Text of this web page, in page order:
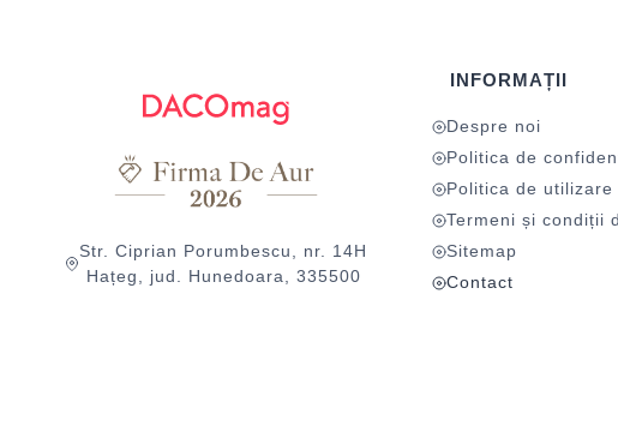
Str. Ciprian Porumbescu, nr. 14H
Hațeg, jud. Hunedoara, 335500
INFORMAȚII
Despre noi
Politica de
Politica de utilizare
Termeni și condiții
Sitemap
Contact